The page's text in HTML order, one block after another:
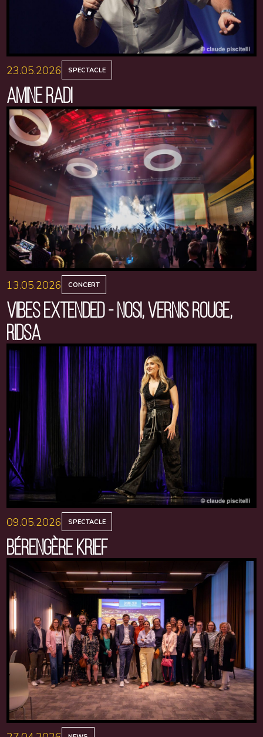
23.05.2026 SPECTACLE
AMINE RADI
13.05.2026 CONCERT
VIBES EXTENDED - NOSI, VERNIS ROUGE,
RIDSA
09.05.2026 SPECTACLE
BÉRENGÈRE KRIEF